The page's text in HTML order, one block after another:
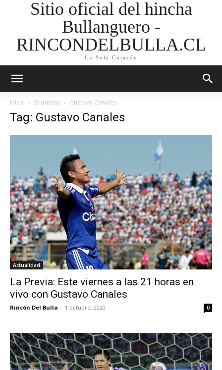
Sitio oficial del hincha
Bullanguero -
RINCONDELBULLA.CL
Un Solo Corazón
Inicio Etiquetas Gustavo Canales
Tag: Gustavo Canales
Actualidad
La Previa: Este viernes a las 21 horas en
vivo con Gustavo Canales
Rincón Del Bulla - 1 octubre, 2020 0